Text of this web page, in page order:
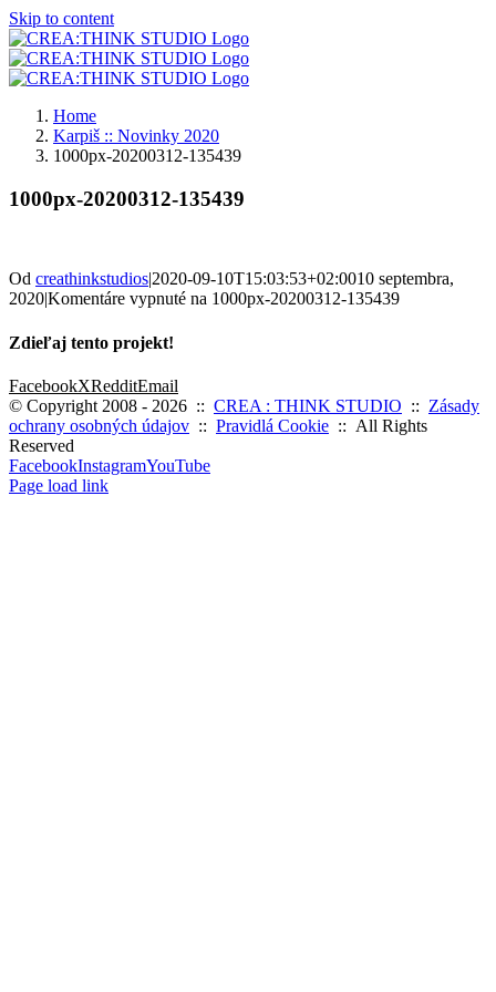
Skip to content
Home
Karpiš :: Novinky 2020
1000px-20200312-135439
1000px-20200312-135439
Od creathinkstudios|2020-09-10T15:03:53+02:0010 septembra,
2020|Komentáre vypnuté na 1000px-20200312-135439
Zdieľaj tento projekt!
FacebookXRedditEmail
© Copyright 2008 - 2026 :: CREA : THINK STUDIO :: Zásady
ochrany osobných údajov :: Pravidlá Cookie :: All Rights
Reserved
FacebookInstagramYouTube
Page load link